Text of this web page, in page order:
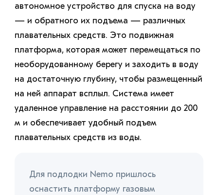
автономное устройство для спуска на воду
— и обратного их подъема — различных
плавательных средств. Это подвижная
платформа, которая может перемещаться по
необорудованному берегу и заходить в воду
на достаточную глубину, чтобы размещенный
на ней аппарат всплыл. Система имеет
удаленное управление на расстоянии до 200
м и обеспечивает удобный подъем
плавательных средств из воды.
Для подлодки Nemo пришлось
оснастить платформу газовым